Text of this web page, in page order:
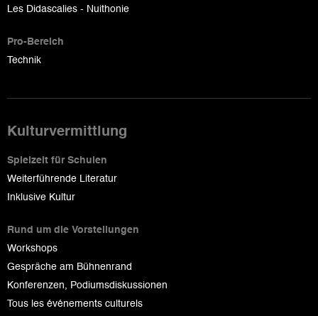
Les Didascalies - Nuithonie
Pro-Bereich
Technik
Kulturvermittlung
Spielzeit für Schulen
Weiterführende Literatur
Inklusive Kultur
Rund um die Vorstellungen
Workshops
Gespräche am Bühnenrand
Konferenzen, Podiumsdiskussionen
Tous les événements culturels